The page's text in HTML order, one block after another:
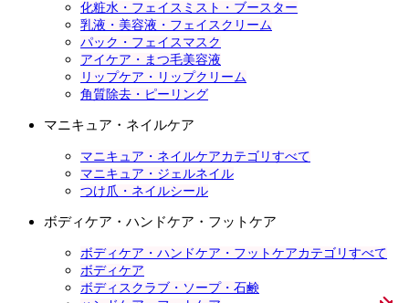
化粧水・フェイスミスト・ブースター
乳液・美容液・フェイスクリーム
パック・フェイスマスク
アイケア・まつ毛美容液
リップケア・リップクリーム
角質除去・ピーリング
マニキュア・ネイルケア
マニキュア・ネイルケアカテゴリすべて
マニキュア・ジェルネイル
つけ爪・ネイルシール
ボディケア・ハンドケア・フットケア
ボディケア・ハンドケア・フットケアカテゴリすべて
ボディケア
ボディスクラブ・ソープ・石鹸